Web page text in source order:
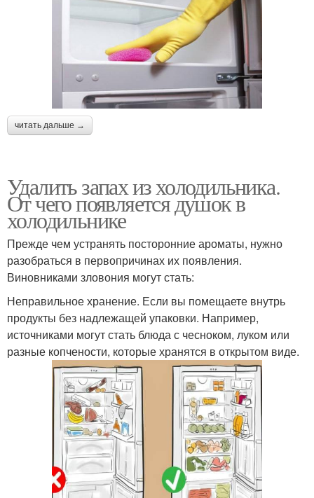
читать дальше →
Удалить запах из холодильника.
От чего появляется душок в
холодильнике
Прежде чем устранять посторонние ароматы, нужно
разобраться в первопричинах их появления.
Виновниками зловония могут стать:
Неправильное хранение. Если вы помещаете внутрь
продукты без надлежащей упаковки. Например,
источниками могут стать блюда с чесноком, луком или
разные копчености, которые хранятся в открытом виде.